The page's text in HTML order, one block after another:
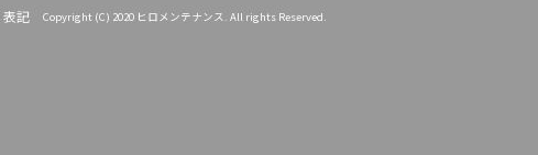
表記 Copyright (C) 2020 ヒロメンテナンス. All rights Reserved.